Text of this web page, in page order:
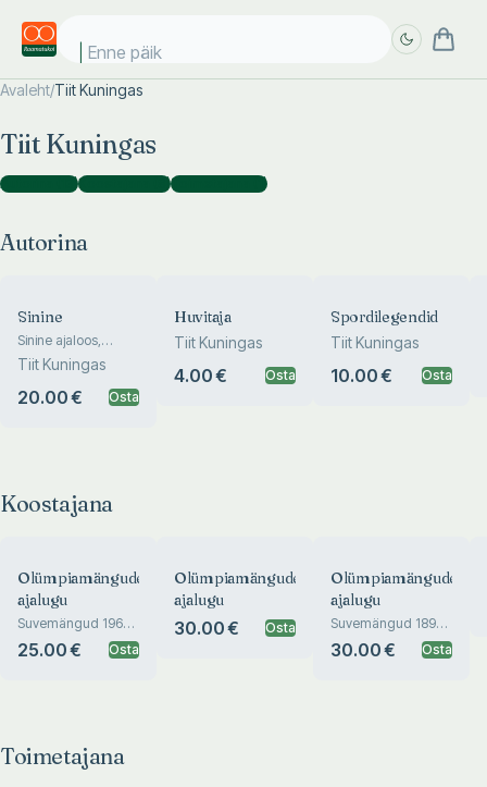
Enne päikes
Avaleht/Tiit Kuningas
Tiit Kuningas
Autorina )Koostajana )Toimetajana )
Autorina
Sinine
Sinine ajaloos,
kultuurides ja
looduses
Tiit Kuningas
20.00 € Osta
Huvitaja
Tiit Kuningas
4.00 € Osta
Spordilegendid
Tiit Kuningas
10.00 € Osta
Koostajana
Olümpiamängude
ajalugu
Suvemängud 1968-
1980
25.00 € Osta
Olümpiamängude
ajalugu
30.00 € Osta
Olümpiamängude
ajalugu
Suvemängud 1896-
1916
30.00 € Osta
Toimetajana